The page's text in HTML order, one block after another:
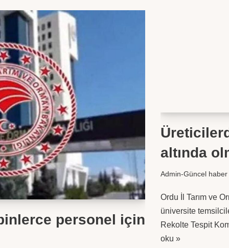
personel için
altında
Admin-Güncel haber
Ordu İl Tarım ve
üniversite
Rekolte Tespit
oku »